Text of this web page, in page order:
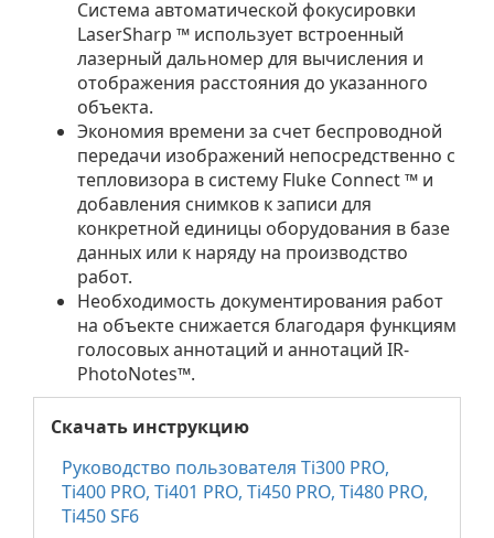
Система автоматической фокусировки
LaserSharp ™ использует встроенный
лазерный дальномер для вычисления и
отображения расстояния до указанного
объекта.
Экономия времени за счет беспроводной
передачи изображений непосредственно с
тепловизора в систему Fluke Connect ™ и
добавления снимков к записи для
конкретной единицы оборудования в базе
данных или к наряду на производство
работ.
Необходимость документирования работ
на объекте снижается благодаря функциям
голосовых аннотаций и аннотаций IR-
PhotoNotes™.
Скачать инструкцию
Руководство пользователя Ti300 PRO,
Ti400 PRO, Ti401 PRO, Ti450 PRO, Ti480 PRO,
Ti450 SF6